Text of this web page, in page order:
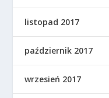
listopad 2017
październik 2017
wrzesień 2017